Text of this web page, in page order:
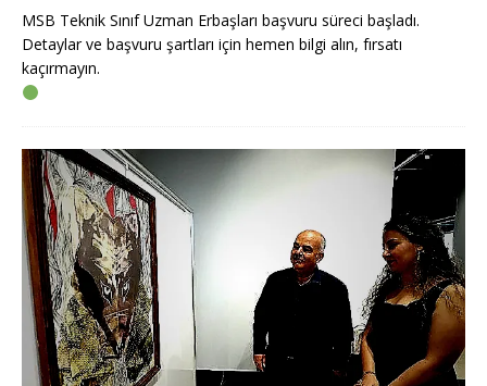
MSB Teknik Sınıf Uzman Erbaşları başvuru süreci başladı.
Detaylar ve başvuru şartları için hemen bilgi alın, fırsatı
kaçırmayın.